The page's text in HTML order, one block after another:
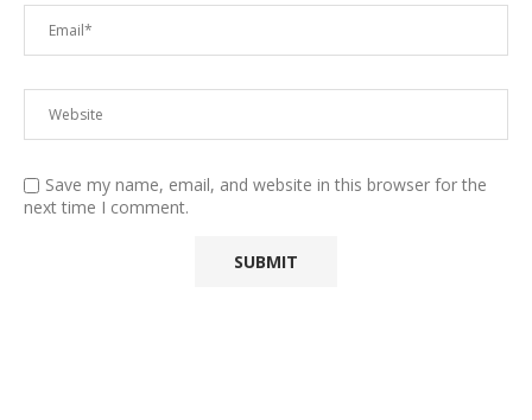
Save my name, email, and website in this browser for the
next time I comment.